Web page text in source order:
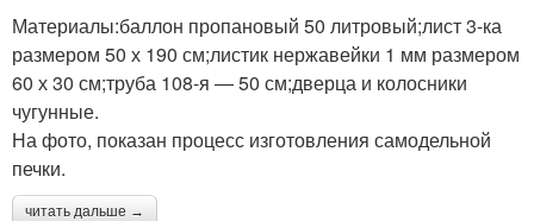
Материалы:баллон пропановый 50 литровый;лист 3-ка
размером 50 х 190 см;листик нержавейки 1 мм размером
60 х 30 см;труба 108-я — 50 см;дверца и колосники
чугунные.
На фото, показан процесс изготовления самодельной
печки.
читать дальше →